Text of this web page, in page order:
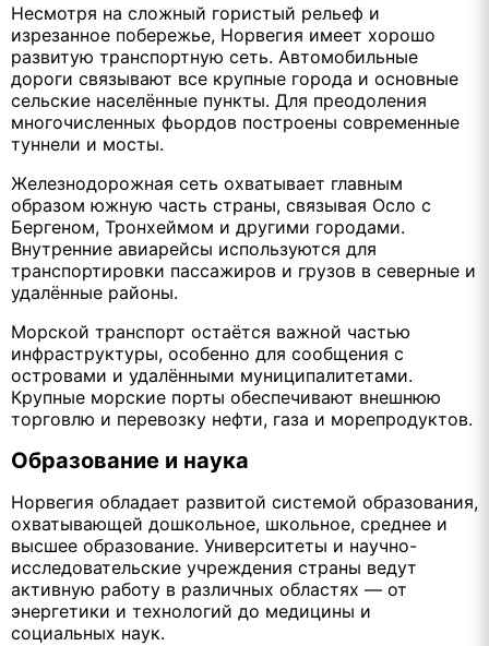
Несмотря на сложный гористый рельеф и
изрезанное побережье, Норвегия имеет хорошо
развитую транспортную сеть. Автомобильные
дороги связывают все крупные города и основные
сельские населённые пункты. Для преодоления
многочисленных фьордов построены современные
туннели и мосты.
Железнодорожная сеть охватывает главным
образом южную часть страны, связывая Осло с
Бергеном, Тронхеймом и другими городами.
Внутренние авиарейсы используются для
транспортировки пассажиров и грузов в северные и
удалённые районы.
Морской транспорт остаётся важной частью
инфраструктуры, особенно для сообщения с
островами и удалёнными муниципалитетами.
Крупные морские порты обеспечивают внешнюю
торговлю и перевозку нефти, газа и морепродуктов.
Образование и наука
Норвегия обладает развитой системой образования,
охватывающей дошкольное, школьное, среднее и
высшее образование. Университеты и научно-
исследовательские учреждения страны ведут
активную работу в различных областях — от
энергетики и технологий до медицины и
социальных наук.